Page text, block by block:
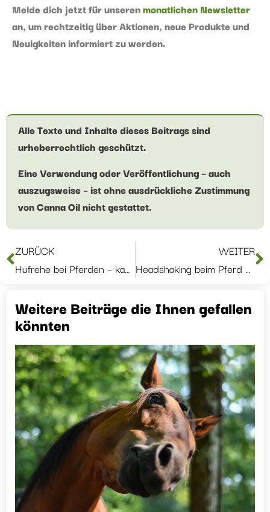
Melde dich jetzt für unserenmonatlichen Newsletter
an, um rechtzeitig über Aktionen, neue Produkte und
Neuigkeiten informiert zu werden.
Alle Texte und Inhalte dieses Beitrags sind
urheberrechtlich geschützt.
Eine Verwendung oder Veröffentlichung – auch
auszugsweise – ist ohne ausdrückliche Zustimmung
von Canna Oil nicht gestattet.
ZURÜCK
Hufrehe bei Pferden – kann CBD-Öl helfen?
WEITER
Headshaking beim Pferd – sanfte Unterstützung mit CBD-Öl
Weitere Beiträge die Ihnen gefallen
könnten